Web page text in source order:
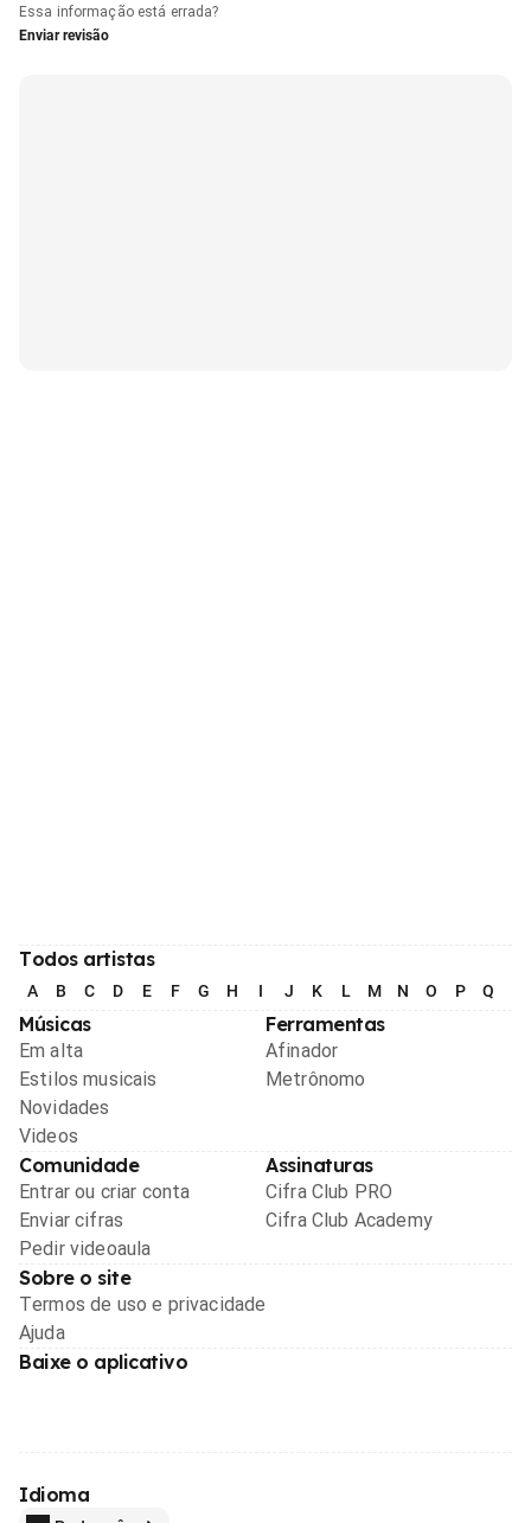
Essa informação está errada?
Enviar revisão
Todos artistas
A B C D E F G H I J K L M N O P Q
Músicas
Em alta
Estilos musicais
Novidades
Videos
Ferramentas
Afinador
Metrônomo
Comunidade
Entrar ou criar conta
Enviar cifras
Pedir videoaula
Assinaturas
Cifra Club PRO
Cifra Club Academy
Sobre o site
Termos de uso e privacidade
Ajuda
Baixe o aplicativo
Idioma